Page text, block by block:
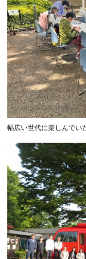
幅広い世代に楽しんでい